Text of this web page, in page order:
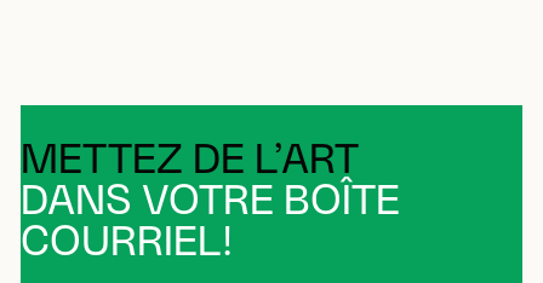
METTEZ DE L’ART
DANS VOTRE BOÎTE
COURRIEL!